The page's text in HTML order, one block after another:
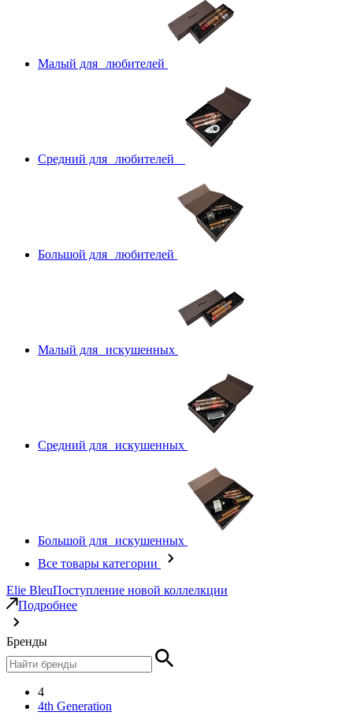
Малый для любителей
Средний для любителей
Большой для любителей
Малый для искушенных
Средний для искушенных
Большой для искушенных
Все товары категории
Elie BleuПоступление новой коллелкции
Подробнее
Бренды
4
4th Generation